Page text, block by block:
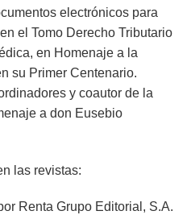
electrónicos para
el Tomo Derecho Tributario
en Homenaje a la
su Primer Centenario.
y coautor de la
a don Eusebio
las revistas:
Renta Grupo Editorial, S.A.